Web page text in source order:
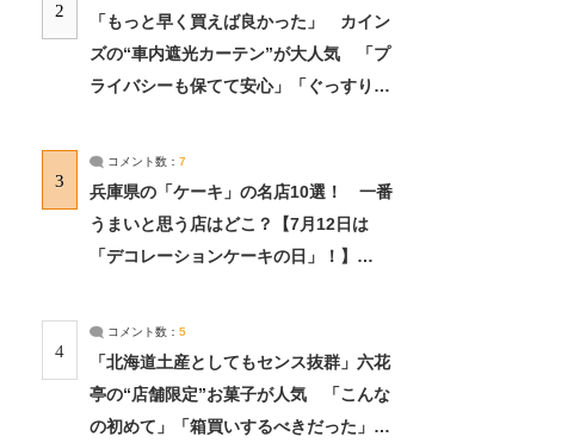
2
「もっと早く買えば良かった」 カイン
ズの“車内遮光カーテン”が大人気 「プ
ライバシーも保てて安心」「ぐっすり眠
3
コメント数： 7
兵庫県の「ケーキ」の名店10選！ 一番
うまいと思う店はどこ？【7月12日は
「デコレーションケーキの日」！】
4
コメント数： 5
「北海道土産としてもセンス抜群」六花
亭の“店舗限定”お菓子が人気 「こんな
の初めて」「箱買いするべきだった」